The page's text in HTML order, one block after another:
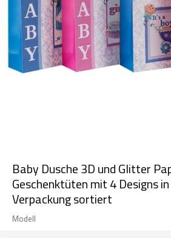
Baby Dusche 3D und Glitter
Geschenktüten mit 4 Designs
Verpackung sortiert
Modell